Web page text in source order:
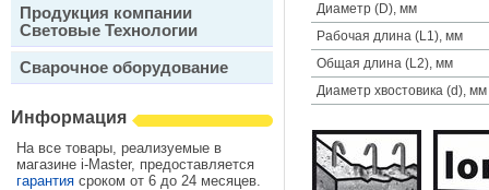
Продукция компании
Световые Технологии
Сварочное оборудование
Информация
На все товары, реализуемые в
магазине i-Master, предоставляется
гарантия сроком от 6 до 24 месяцев.
Диаметр (D), мм
Рабочая длина (L1), мм
Общая длина (L2), мм
Диаметр хвостовика (d), мм